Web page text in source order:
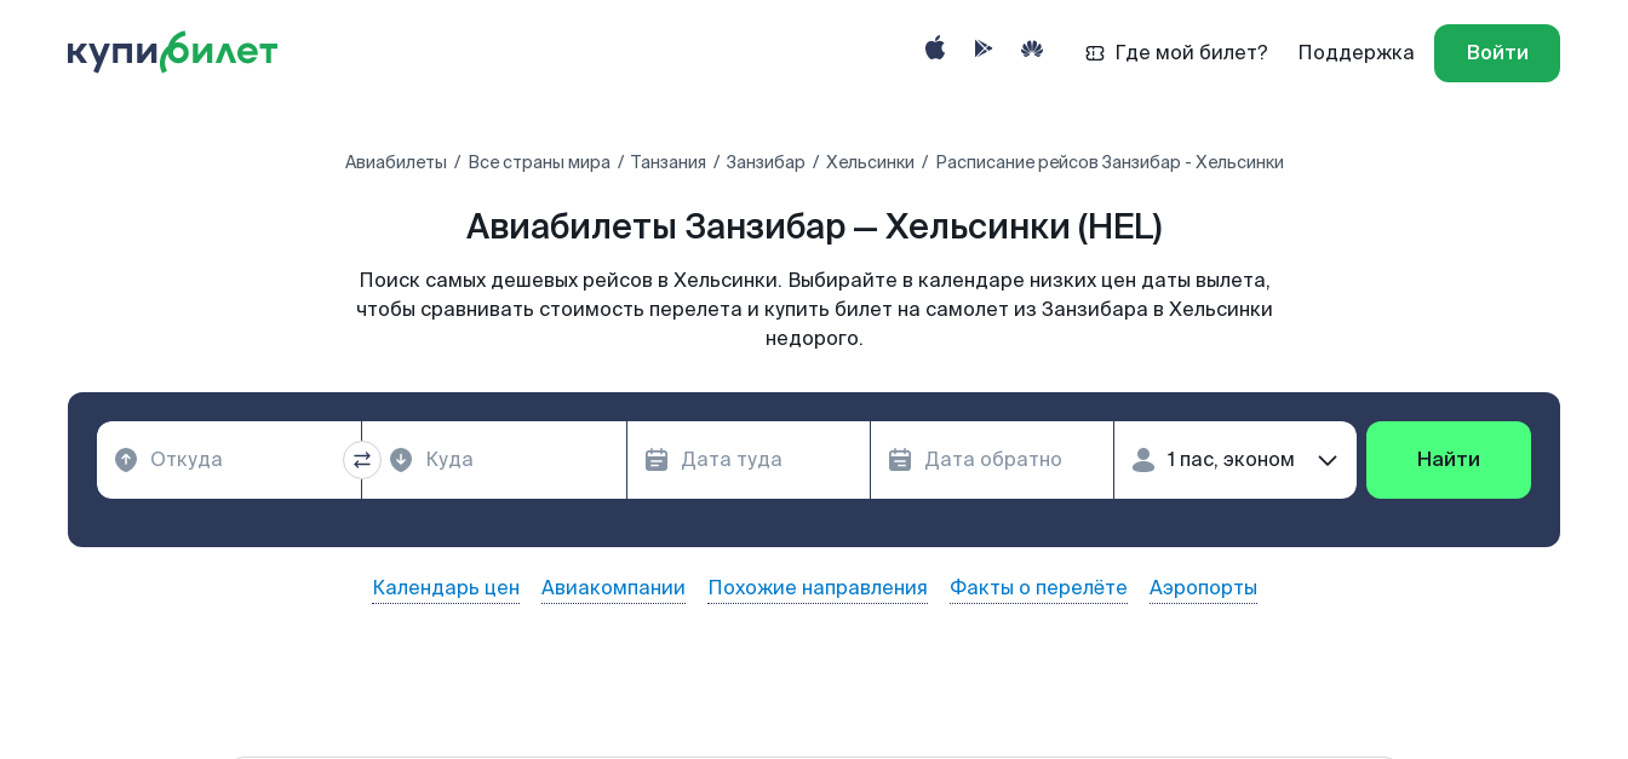
Где мой билет? Поддержка Войти
Авиабилеты Все страны мира Танзания‎ Занзибар Хельсинки Расписание рейсов Занзибар - Хельсинки
Авиабилеты Занзибар — Хельсинки (HEL)
Поиск самых дешевых рейсов в Хельсинки. Выбирайте в календаре низких цен даты вылета,
чтобы сравнивать стоимость перелета и купить билет на самолет из Занзибара в Хельсинки
недорого.
Найти
Календарь цен Авиакомпании Похожие направления Факты о перелёте Аэропорты